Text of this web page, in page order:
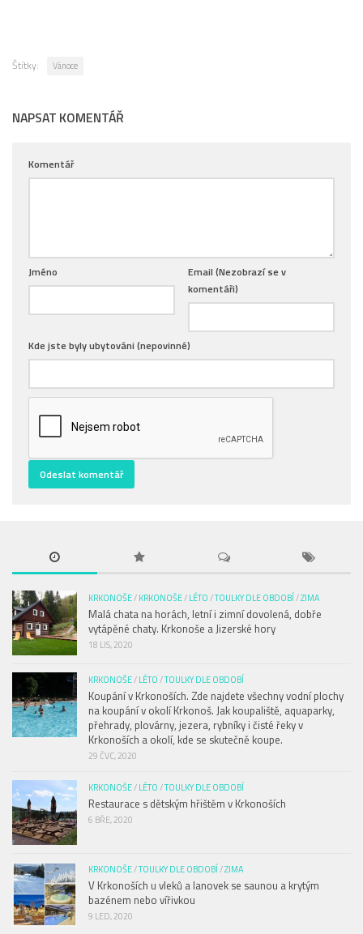
Štítky: Vánoce
NAPSAT KOMENTÁŘ
Komentář
Email (Nezobrazí se v
komentáři)
Jméno
Kde jste byly ubytováni (nepovinné)
KRKONOŠE/KRKONOŠE/LÉTO/TOULKY DLE OBDOBÍ/ZIMA
Malá chata na horách, letní i zimní dovolená, dobře
vytápěné chaty. Krkonoše a Jizerské hory
18 LIS, 2020
KRKONOŠE/LÉTO/TOULKY DLE OBDOBÍ
Koupání v Krkonoších. Zde najdete všechny vodní plochy
na koupání v okolí Krkonoš. Jak koupaliště, aquaparky,
přehrady, plovárny, jezera, rybníky i čisté řeky v
Krkonoších a okolí, kde se skutečně koupe.
29 ČVC, 2020
KRKONOŠE/LÉTO/TOULKY DLE OBDOBÍ
Restaurace s dětským hřištěm v Krkonoších
6 BŘE, 2020
KRKONOŠE/TOULKY DLE OBDOBÍ/ZIMA
V Krkonoších u vleků a lanovek se saunou a krytým
bazénem nebo vířivkou
9 LED, 2020